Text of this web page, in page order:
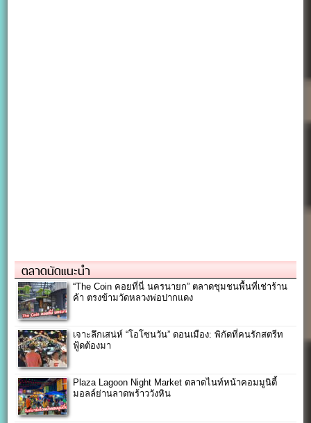
ตลาดนัดแนะนำ
“The Coin คอยที่นี่ นครนายก” ตลาดชุมชนพื้นที่เช่าร้าน
ค้า ตรงข้ามวัดหลวงพ่อปากแดง
เจาะลึกเสน่ห์ “โอโซนวัน” ดอนเมือง: พิกัดที่คนรักสตรีท
ฟู้ดต้องมา
Plaza Lagoon Night Market ตลาดไนท์หน้าคอมมูนิตี้
มอลล์ย่านลาดพร้าววังหิน